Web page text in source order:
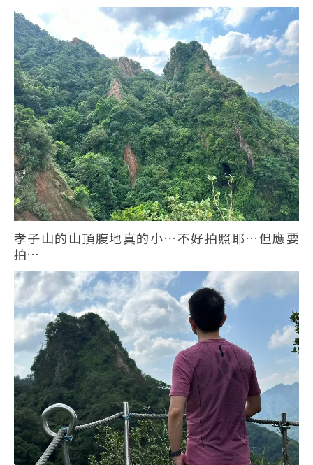
孝子山的山頂腹地真的小…不好拍照耶…但應要
拍…